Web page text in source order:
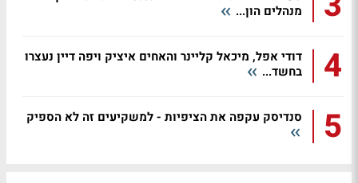
מנהלים הון...
4
דודי אפל, מיכאל קליינר והאחים איציק ויפה דיין נעצרו
בחשד...
5 סנדיסק עקפה את הציפיות - למשקיעים זה לא הספיק